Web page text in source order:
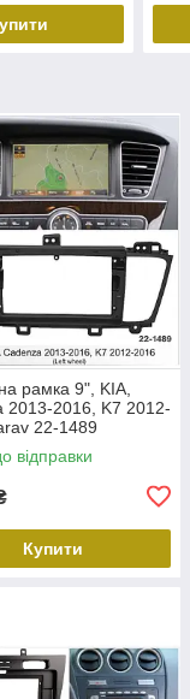
рамка 9", KIA,
2013-2016, K7 2012-
22-1489
відправки
Купити